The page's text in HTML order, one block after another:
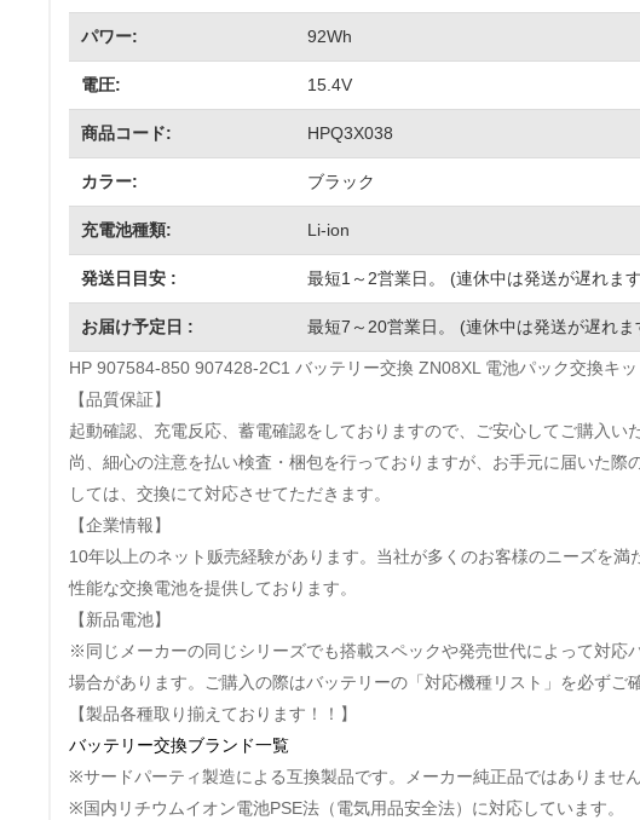
パワー: 92Wh
電圧: 15.4V
商品コード: HPQ3X038
カラー: ブラック
充電池種類: Li-ion
発送日目安 : 最短1～2営業日。 (連休中は発送が遅れま
お届け予定日 : 最短7～20営業日。 (連休中は発送が遅れま
HP 907584-850 907428-2C1 バッテリー交換 ZN08XL 電池パック交換キ
【品質保証】
起動確認、充電反応、蓄電確認をしておりますので、ご安心してご購入い
尚、細心の注意を払い検査・梱包を行っておりますが、お手元に届いた際
しては、交換にて対応させてただきます。
【企業情報】
10年以上のネット贩売経験があります。当社が多くのお客様のニーズを満
性能な交換電池を提供しております。
【新品電池】
※同じメーカーの同じシリーズでも搭載スペックや発売世代によって対応
場合があります。ご購入の際はバッテリーの「対応機種リスト」を必ずご
【製品各種取り揃えております！！】
バッテリー交換ブランド一覧
※サードパーティ製造による互換製品です。メーカー純正品ではありません
※国内リチウムイオン電池PSE法（電気用品安全法）に対応しています。